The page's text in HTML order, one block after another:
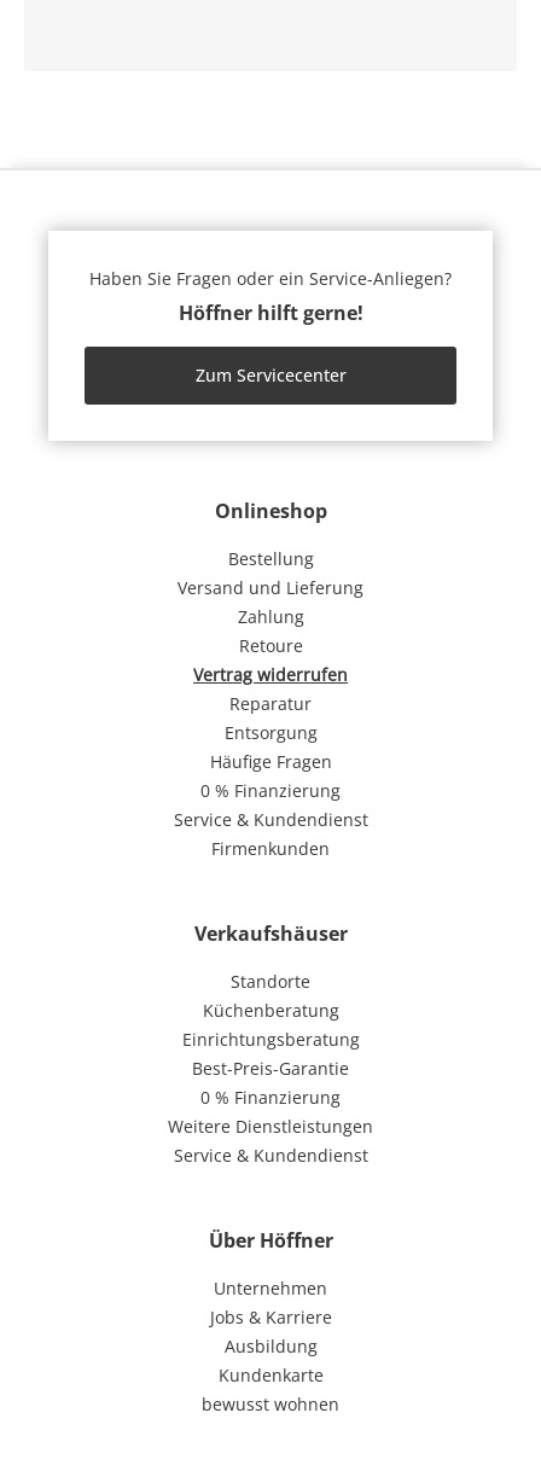
Onlineshop
Bestellung
Versand und Lieferung
Zahlung
Retoure
Vertrag widerrufen
Reparatur
Entsorgung
Häufige Fragen
0 % Finanzierung
Service & Kundendienst
Firmenkunden
Verkaufshäuser
Standorte
Küchenberatung
Einrichtungsberatung
Best-Preis-Garantie
0 % Finanzierung
Weitere Dienstleistungen
Service & Kundendienst
Über Höffner
Unternehmen
Jobs & Karriere
Ausbildung
Kundenkarte
bewusst wohnen
Haben Sie Fragen oder ein Service-Anliegen?
Höffner hilft gerne!
Zum Servicecenter